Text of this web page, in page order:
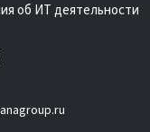
об ИТ деятельности